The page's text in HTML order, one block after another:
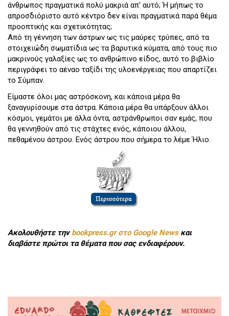
άνθρωπος πραγματικά πολύ μακριά απ' αυτό; Ή μήπως το
απροσδιόριστο αυτό κέντρο δεν είναι πραγματικά παρά θέμα
προοπτικής και σχετικότητας;
Από τη γέννηση των άστρων ως τις μαύρες τρύπες, από τα
στοιχειώδη σωματίδια ως τα βαρυτικά κύματα, από τους πιο
μακρινούς γαλαξίες ως το ανθρώπινο είδος, αυτό το βιβλίο
περιγράφει το αέναο ταξίδι της υλοενέργειας που απαρτίζει
το Σύμπαν.
Είμαστε όλοι μας αστρόσκονη, και κάποια μέρα θα
ξαναγυρίσουμε στα άστρα. Κάποια μέρα θα υπάρξουν άλλοι
κόσμοι, γεμάτοι με άλλα όντα, αστράνθρωποι σαν εμάς, που
θα γεννηθούν από τις στάχτες ενός, κάποιου άλλου,
πεθαμένου άστρου. Ενός άστρου που σήμερα το λέμε Ήλιο.
Ακολουθήστε τηνbookpress.gr στο Google Newsκαι
διαβάστε πρώτοι τα θέματα που σας ενδιαφέρουν.